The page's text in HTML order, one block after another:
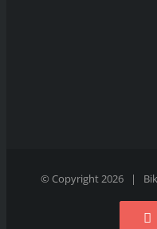
© Copyright 2026 |